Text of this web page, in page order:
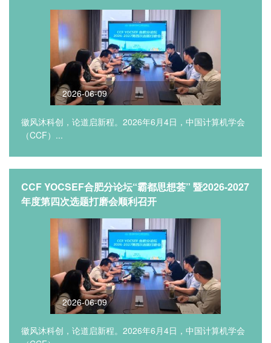
2026-06-09
徽风沐科创，论道启新程。2026年6月4日，中国计算机学会
（CCF）...
CCF YOCSEF合肥分论坛“霸都思想荟” 暨2026-2027
年度第四次选题打磨会顺利召开
2026-06-09
徽风沐科创，论道启新程。2026年6月4日，中国计算机学会